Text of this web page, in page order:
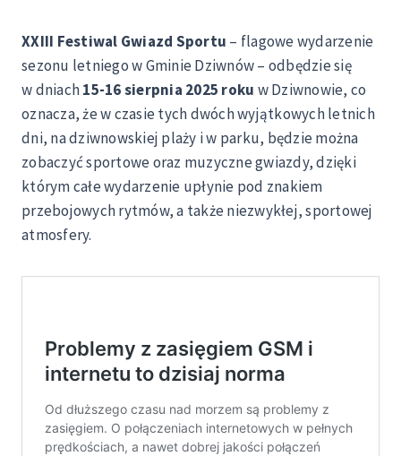
XXIII Festiwal Gwiazd Sportu – flagowe wydarzenie
sezonu letniego w Gminie Dziwnów – odbędzie się
w dniach15-16 sierpnia 2025 roku w Dziwnowie, co
oznacza, że w czasie tych dwóch wyjątkowych letnich
dni, na dziwnowskiej plaży i w parku, będzie można
zobaczyć sportowe oraz muzyczne gwiazdy, dzięki
którym całe wydarzenie upłynie pod znakiem
przebojowych rytmów, a także niezwykłej, sportowej
atmosfery.